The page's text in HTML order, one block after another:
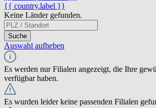
{{ country.label }}
Keine Länder gefunden.
Suche
Auswahl aufheben
Es werden nur Filialen angezeigt, die Ihre
verfügbar haben.
Es wurden leider keine passenden Filialen